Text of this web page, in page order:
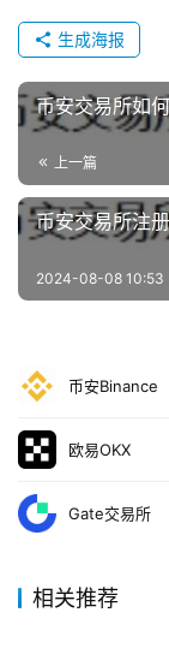
生成海报
币安交易所如
上一篇
币安交易所注
2024-08-08 10:53
币安Binance
欧易OKX
Gate交易所
相关推荐